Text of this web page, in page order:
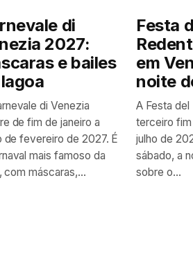
di
2027:
e bailes
di Venezia
de fim de janeiro a
de fevereiro de 2027. É
mais famoso da
com máscaras,...
Festa
em
noite
A Festa del
terceiro fim
julho de
sábado, a
sobre o...